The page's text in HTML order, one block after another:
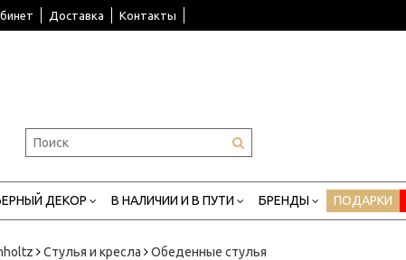
Доставка Контакты
ДЕКОР В НАЛИЧИИ И В ПУТИ БРЕНДЫ ПОДАРКИ
Стулья и кресла Обеденные стулья